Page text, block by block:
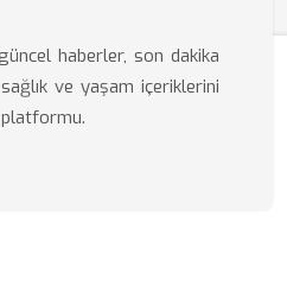
haberler, son dakika
ve yaşam içeriklerini
platformu.